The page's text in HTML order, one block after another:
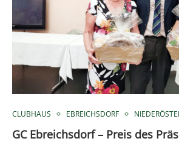
CLUBHAUS EBREICHSDORF
GC Ebreichsdorf – Preis des